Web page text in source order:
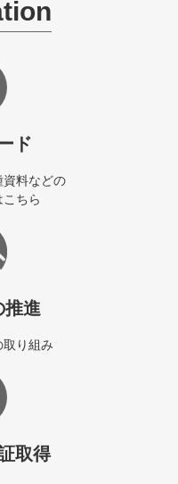
ド
資料などの
こちら
推進
取り組み
取得